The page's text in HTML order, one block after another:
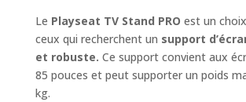
Le Playseat TV Stand PRO est un
ceux qui recherchent un support
et robuste. Ce support convient aux
85 pouces et peut supporter un poids
kg.